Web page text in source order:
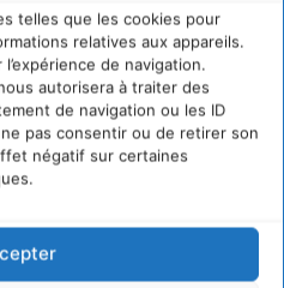
telles que les cookies pour
relatives aux appareils.
de navigation.
autorisera à traiter des
de navigation ou les ID
pas consentir ou de retirer son
négatif sur certaines
lucidité transforme
résilientes et durables,
climatique